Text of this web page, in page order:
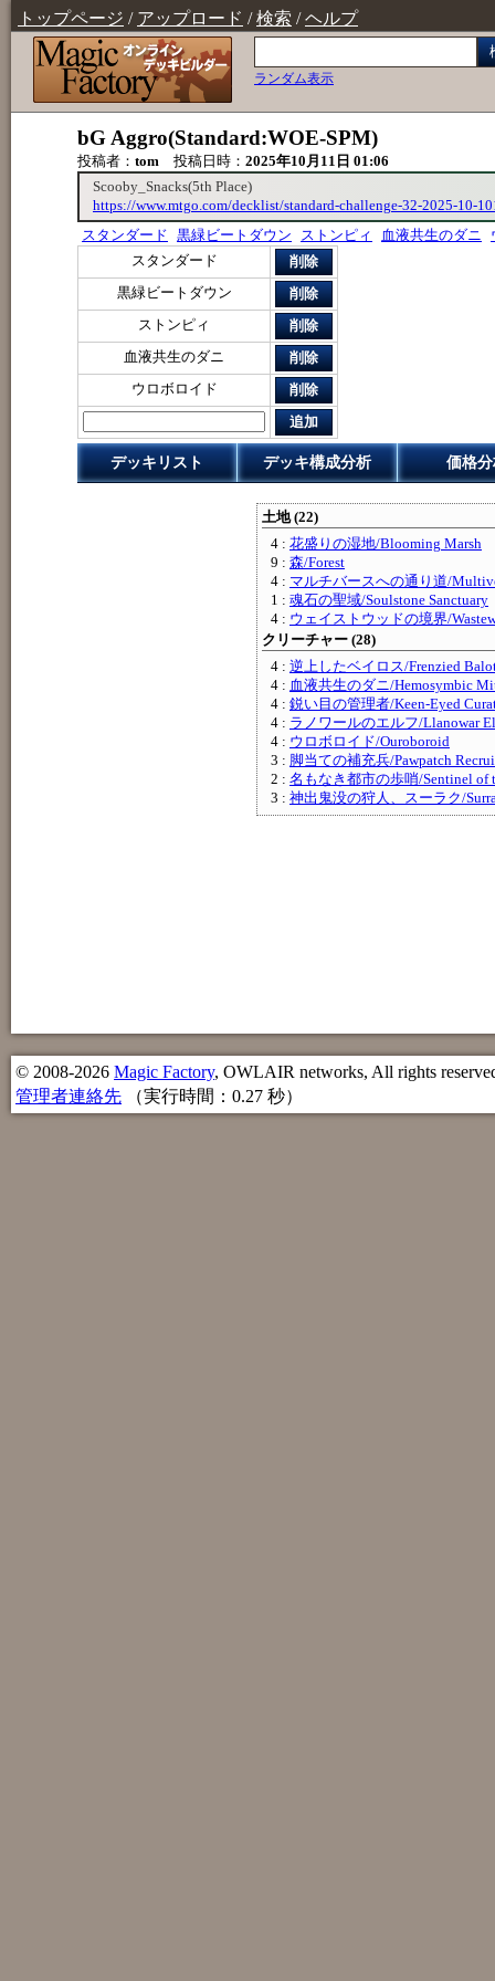
トップページ / アップロード /検索 /ヘルプ
ランダム表示
bG Aggro(Standard:WOE-SPM)
投稿者： tom 投稿日時： 2025年10月11日 01:06
Scooby_Snacks(5th Place)
https://www.mtgo.com/decklist/standard-challenge-32-2025-10-
スタンダード
黒緑ビートダウン ストンピィ 血液共生のダニ
スタンダード
削除
黒緑ビートダウン 削除
ストンピィ 削除
血液共生のダニ 削除
ウロボロイド
削除
追加
デッキリスト デッキ構成分析 価格
土地 (22)
4 : 花盛りの湿地/Blooming Marsh
9 : 森/Forest
4 : マルチバースへの通り道/
1 : 魂石の聖域/Soulstone Sanctuary
4 : ウェイストウッドの境界/
クリーチャー (28)
4 : 逆上したベイロス/Frenzied
4 : 血液共生のダニ/Hemosymbic
4 : 鋭い目の管理者/Keen-Eyed
4 : ラノワールのエルフ/Llanowar
4 : ウロボロイド/Ouroboroid
3 : 脚当ての補充兵/Pawpatch
2 : 名もなき都市の歩哨/Sentinel of
3 : 神出鬼没の狩人、スーラク/
© 2008-2026 Magic Factory, OWLAIR networks, All rights
管理者連絡先 （実行時間：0.27 秒）